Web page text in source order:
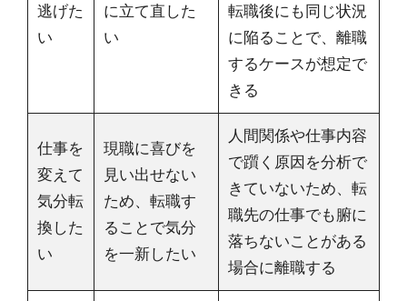
逃げた
い
に立て直した
い
転職後にも同じ状況
に陥ることで、離職
するケースが想定で
きる
仕事を
変えて
気分転
換した
い
現職に喜びを
見い出せない
ため、転職す
ることで気分
を一新したい
人間関係や仕事内容
で躓く原因を分析で
きていないため、転
職先の仕事でも腑に
落ちないことがある
場合に離職する